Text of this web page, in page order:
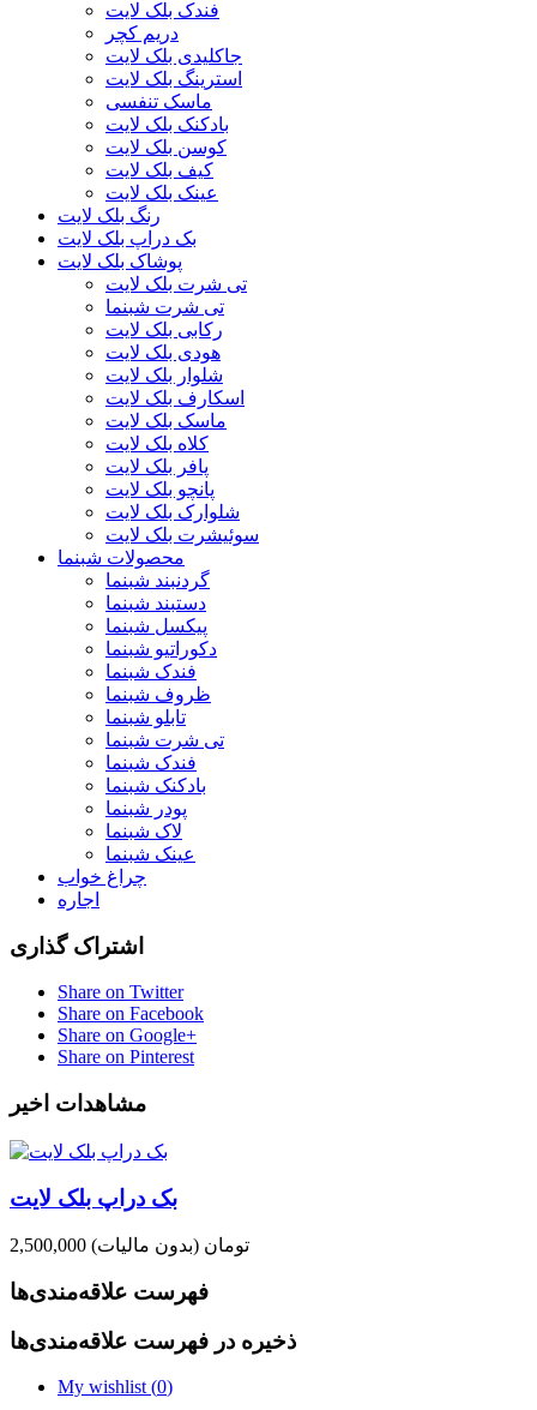
فندک بلک لایت
دریم کچر
جاکلیدی بلک لایت
استرینگ بلک لایت
ماسک تنفسی
بادکنک بلک لایت
کوسن بلک لایت
کیف بلک لایت
عینک بلک لایت
رنگ بلک لایت
بک دراپ بلک لایت
پوشاک بلک لایت
تی شرت بلک لایت
تی شرت شبنما
رکابی بلک لایت
هودی بلک لایت
شلوار بلک لایت
اسکارف بلک لایت
ماسک بلک لایت
کلاه بلک لایت
پافر بلک لایت
پانچو بلک لایت
شلوارک بلک لایت
سوئیشرت بلک لایت
محصولات شبنما
گردنبند شبنما
دستبند شبنما
پیکسل شبنما
دکوراتیو شبنما
فندک شبنما
ظروف شبنما
تابلو شبنما
تی شرت شبنما
فندک شبنما
بادکنک شبنما
پودر شبنما
لاک شبنما
عینک شبنما
چراغ خواب
اجاره
اشتراک گذاری
Share on Twitter
Share on Facebook
Share on Google+
Share on Pinterest
مشاهدات اخیر
بک دراپ بلک لایت
2,500,000 تومان (بدون مالیات)
فهرست علاقه‌مندی‌ها
ذخیره در فهرست علاقه‌مندی‌ها
My wishlist (0)